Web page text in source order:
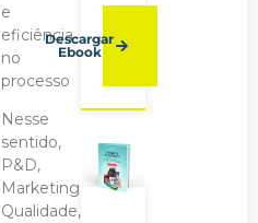
e
eficiência
no
processo
Nesse
sentido,
P&D,
Marketing,
Qualidade,
Descargar
Ebook